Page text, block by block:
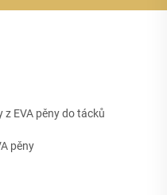
z EVA pěny do tácků
pěny